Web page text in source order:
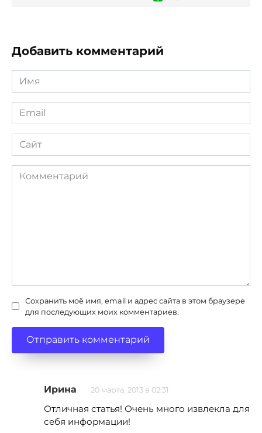
Добавить комментарий
Имя
*
Email
*
Сайт
Комментарий
Сохранить моё имя, email и адрес сайта в этом браузере
для последующих моих комментариев.
Ирина 20 марта, 2013 в 02:31
Отличная статья! Очень много извлекла для
себя информации!